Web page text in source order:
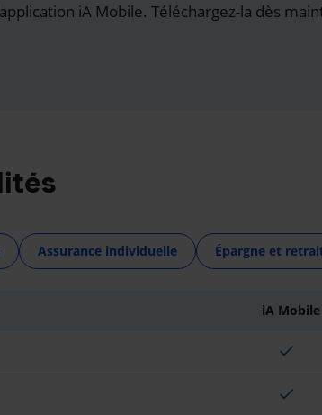
iA Mobile. Téléchargez-la dès
Assurance individuelle Épargne et
iA Mobile
check
check